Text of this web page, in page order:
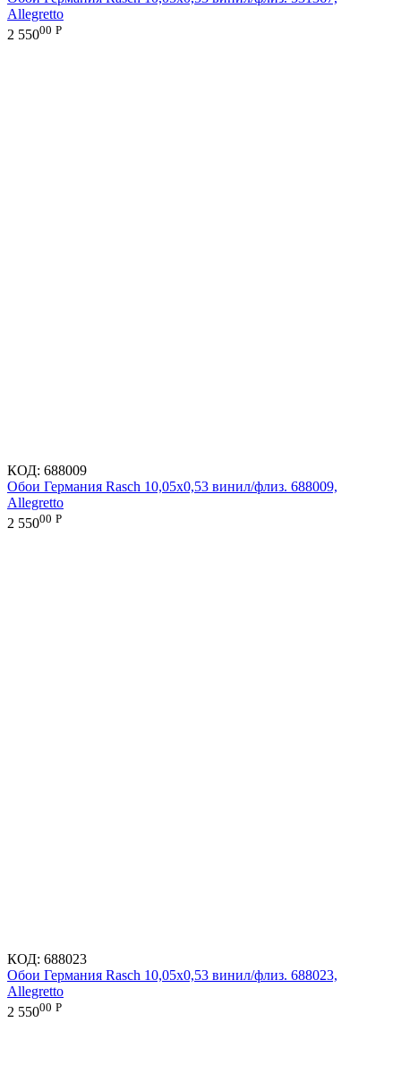
Allegretto
2 55000 Р
КОД: 688009
Обои Германия Rasch 10,05x0,53 винил/флиз. 688009,
Allegretto
2 55000 Р
КОД: 688023
Обои Германия Rasch 10,05x0,53 винил/флиз. 688023,
Allegretto
2 55000 Р